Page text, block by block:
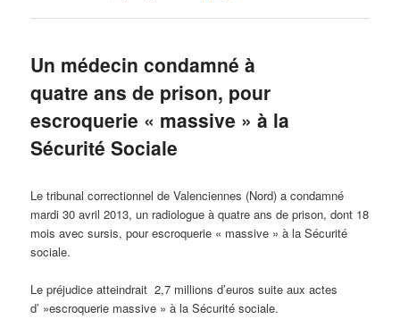
Un médecin condamné à
quatre ans de prison, pour
escroquerie « massive » à la
Sécurité Sociale
Le tribunal correctionnel de Valenciennes (Nord) a condamné
mardi 30 avril 2013, un radiologue à quatre ans de prison, dont 18
mois avec sursis, pour escroquerie « massive » à la Sécurité
sociale.
Le préjudice atteindrait 2,7 millions d’euros suite aux actes
d’ »escroquerie massive » à la Sécurité sociale.